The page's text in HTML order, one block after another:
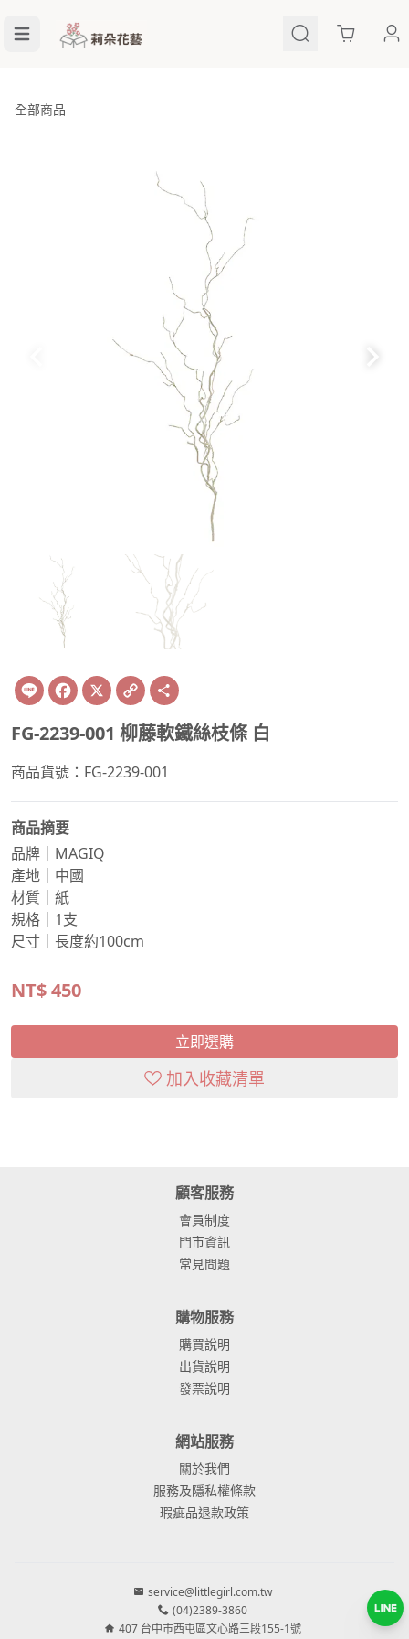
Cart
全部商品
Line Facebook
X Copy
Link
FG-2239-001 柳藤軟鐵絲枝條 白
商品貨號：FG-2239-001
商品摘要
品牌｜MAGIQ
產地｜中國
材質｜紙
規格｜1支
尺寸｜長度約100cm
NT$450
立即選購
加入收藏清單
顧客服務
會員制度
門市資訊
常見問題
購物服務
購買說明
出貨說明
發票說明
網站服務
關於我們
服務及隱私權條款
瑕疵品退款政策
service@littlegirl.com.tw
(04)2389-3860
407 台中市西屯區文心路三段155-1號